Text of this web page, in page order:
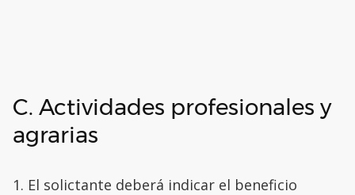
C. Actividades profesionales y
agrarias
1. El solictante deberá indicar el beneficio